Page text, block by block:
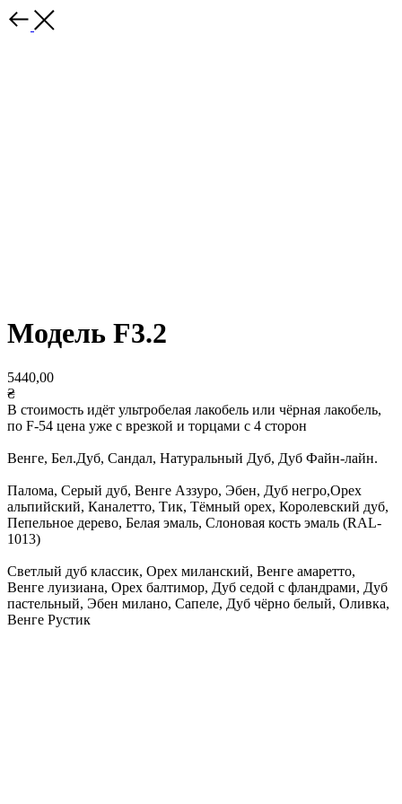
Модель F3.2
5440,00
₴
В стоимость идёт ультробелая лакобель или чёрная лакобель,
по F-54 цена уже с врезкой и торцами с 4 сторон
Венге, Бел.Дуб, Сандал, Натуральный Дуб, Дуб Файн-лайн.
Палома, Серый дуб, Венге Аззуро, Эбен, Дуб негро,Орех
альпийский, Каналетто, Тик, Тёмный орех, Королевский дуб,
Пепельное дерево, Белая эмаль, Слоновая кость эмаль (RAL-
1013)
Светлый дуб классик, Орех миланский, Венге амаретто,
Венге луизиана, Орех балтимор, Дуб седой с фландрами, Дуб
пастельный, Эбен милано, Сапеле, Дуб чёрно белый, Оливка,
Венге Рустик